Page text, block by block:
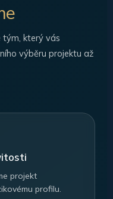
tým, který vás
výběru projektu až
projekt
profilu.